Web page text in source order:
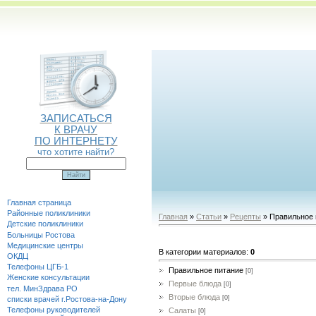
ЗАПИСАТЬСЯ
К ВРАЧУ
ПО ИНТЕРНЕТУ
что хотите найти?
Главная страница
Районные поликлиники
Детские поликлиники
Больницы Ростова
Медицинские центры
ОКДЦ
Телефоны ЦГБ-1
Женские консультации
тел. МинЗдрава РО
списки врачей г.Ростова-на-Дону
Телефоны руководителей
Главная »Статьи » Рецепты » Правильное
В категории материалов:0
Правильное питание [0]
Первые блюда [0]
Вторые блюда [0]
Салаты [0]